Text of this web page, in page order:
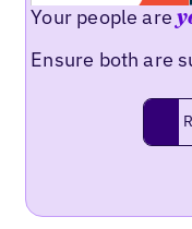
Your people are
Ensure both are